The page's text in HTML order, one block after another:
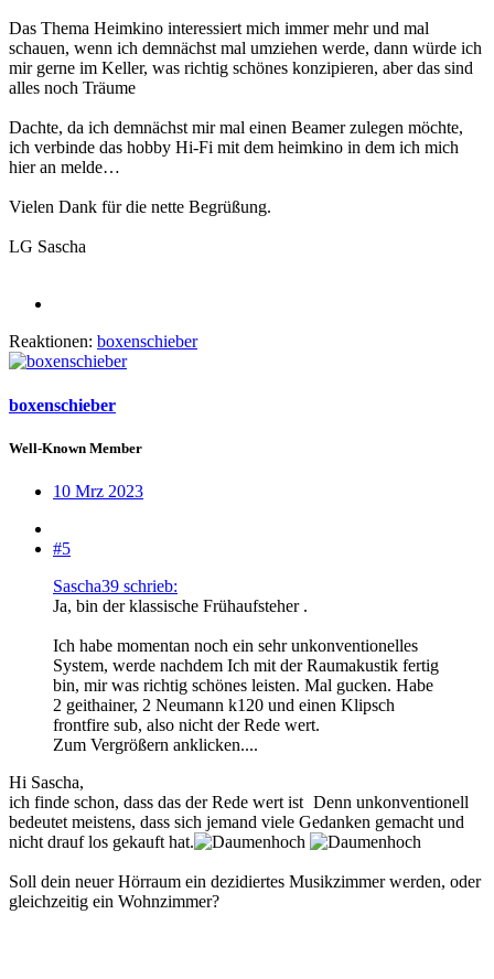
Das Thema Heimkino interessiert mich immer mehr und mal
schauen, wenn ich demnächst mal umziehen werde, dann würde ich
mir gerne im Keller, was richtig schönes konzipieren, aber das sind
alles noch Träume
Dachte, da ich demnächst mir mal einen Beamer zulegen möchte,
ich verbinde das hobby Hi-Fi mit dem heimkino in dem ich mich
hier an melde…
Vielen Dank für die nette Begrüßung.
LG Sascha
Reaktionen: boxenschieber
boxenschieber
Well-Known Member
10 Mrz 2023
#5
Sascha39 schrieb:
Ja, bin der klassische Frühaufsteher .
Ich habe momentan noch ein sehr unkonventionelles
System, werde nachdem Ich mit der Raumakustik fertig
bin, mir was richtig schönes leisten. Mal gucken. Habe
2 geithainer, 2 Neumann k120 und einen Klipsch
frontfire sub, also nicht der Rede wert.
Zum Vergrößern anklicken....
Hi Sascha,
ich finde schon, dass das der Rede wert ist Denn unkonventionell
bedeutet meistens, dass sich jemand viele Gedanken gemacht und
nicht drauf los gekauft hat.
Soll dein neuer Hörraum ein dezidiertes Musikzimmer werden, oder
gleichzeitig ein Wohnzimmer?